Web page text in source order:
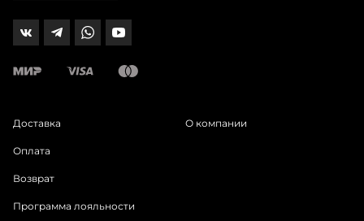
Доставка
Оплата
Возврат
Программа лояльности
О компании